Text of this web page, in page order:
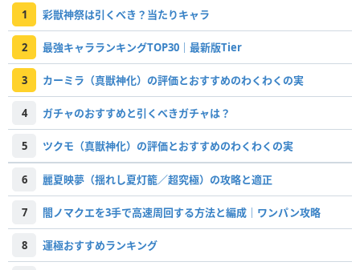
1 彩獣神祭は引くべき？当たりキャラ
2 最強キャラランキングTOP30｜最新版Tier
3 カーミラ（真獣神化）の評価とおすすめのわくわくの実
4 ガチャのおすすめと引くべきガチャは？
5 ツクモ（真獣神化）の評価とおすすめのわくわくの実
6 麗夏映夢（揺れし夏灯籠／超究極）の攻略と適正
7 闇ノマクエを3手で高速周回する方法と編成｜ワンパン攻略
8 運極おすすめランキング